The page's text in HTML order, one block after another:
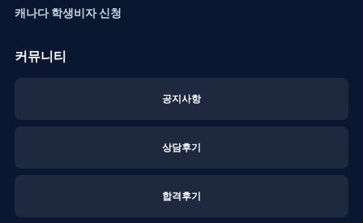
캐나다 학생비자 신청
커뮤니티
공지사항
상담후기
합격후기